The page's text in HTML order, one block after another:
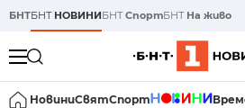
БНТБНТ НОВИНИБНТСпортБНТ На живо
НовиниСвятСпорт